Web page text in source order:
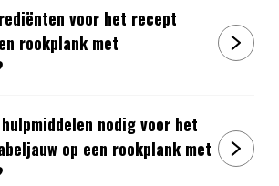
voor het recept
rookplank met
nodig voor het
op een rookplank met